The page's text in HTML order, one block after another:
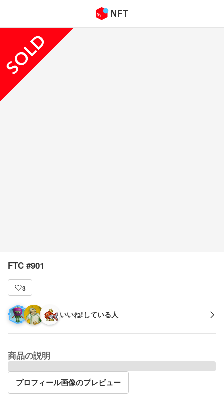
FTC #901
3
いいね!している人
商品の説明
プロフィール画像のプレビュー